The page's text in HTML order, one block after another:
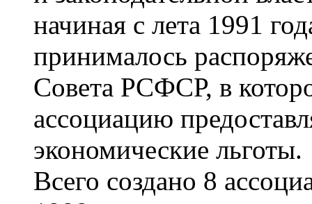
начиная с лета 1991
принималось
Совета РСФСР, в
ассоциацию
экономические льготы.
Всего создано 8